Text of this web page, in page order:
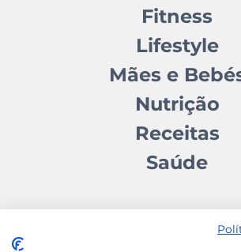
Fitness
Lifestyle
Mães e
Nutrição
Receitas
Saúde